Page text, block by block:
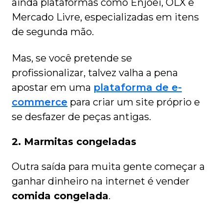
ainda plataformas como Enjoei, OLX e
Mercado Livre, especializadas em itens
de segunda mão.
Mas, se você pretende se
profissionalizar, talvez valha a pena
apostar em uma plataforma de e-
commerce para criar um site próprio e
se desfazer de peças antigas.
2. Marmitas congeladas
Outra saída para muita gente começar a
ganhar dinheiro na internet é vender
comida congelada.